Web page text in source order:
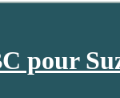
pour